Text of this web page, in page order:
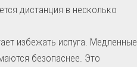
дистанция в несколько
избежать испуга. Медленные
безопаснее. Это